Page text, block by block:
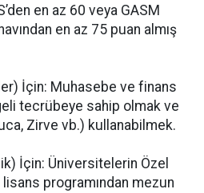
en az 60 veya GASM
en az 75 puan almış
İçin: Muhasebe ve finans
tecrübeye sahip olmak ve
Zirve vb.) kullanabilmek.
İçin: Üniversitelerin Özel
programından mezun